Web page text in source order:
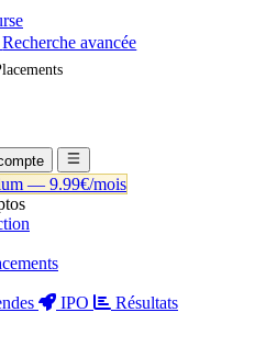
Recherche avancée
— 9.99€/mois
IPO
Résultats